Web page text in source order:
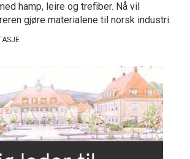
hamp, leire og trefiber. Nå vil
gjøre materialene til norsk industri.